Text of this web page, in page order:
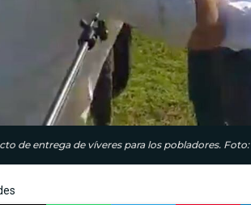
de entrega de víveres para los pobladores.